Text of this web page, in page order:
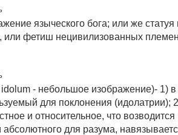
языческого бога; или же статуя
или фетиш нецивилизованных
idolum - небольшое изображение)- 1)
для поклонения (идолатрии);
и относительное, что возводится
для разума,